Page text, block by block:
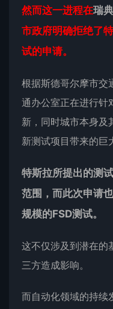
然而这一进程在瑞典
市政府明确拒绝了
试的申请。
根据斯德哥尔摩市交
通办公室正在进行针
新，同时城市本身及
新测试项目带来的巨
特斯拉所提出的测
范围，而此次申请
规模的FSD测试。
这不仅涉及到潜在的
三方造成影响。
而自动化领域的持续